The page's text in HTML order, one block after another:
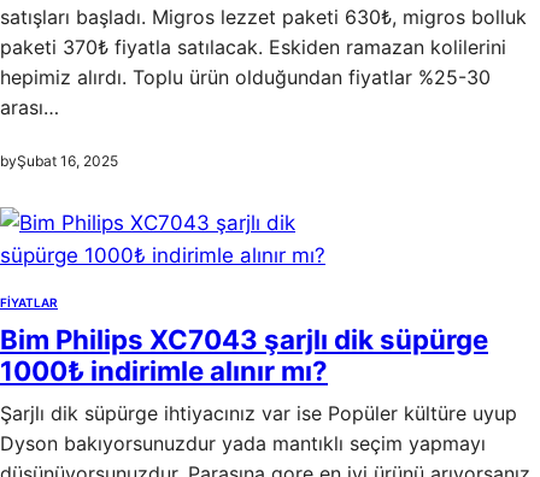
satışları başladı. Migros lezzet paketi 630₺, migros bolluk
paketi 370₺ fiyatla satılacak. Eskiden ramazan kolilerini
hepimiz alırdı. Toplu ürün olduğundan fiyatlar %25-30
arası…
byŞubat 16, 2025
FIYATLAR
Bim Philips XC7043 şarjlı dik süpürge
1000₺ indirimle alınır mı?
Şarjlı dik süpürge ihtiyacınız var ise Popüler kültüre uyup
Dyson bakıyorsunuzdur yada mantıklı seçim yapmayı